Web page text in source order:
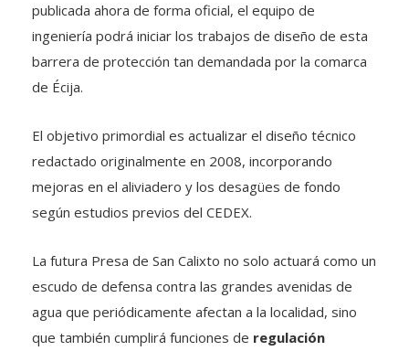
publicada ahora de forma oficial, el equipo de
ingeniería podrá iniciar los trabajos de diseño de esta
barrera de protección tan demandada por la comarca
de Écija.
El objetivo primordial es actualizar el diseño técnico
redactado originalmente en 2008, incorporando
mejoras en el aliviadero y los desagües de fondo
según estudios previos del CEDEX.
La futura Presa de San Calixto no solo actuará como un
escudo de defensa contra las grandes avenidas de
agua que periódicamente afectan a la localidad, sino
que también cumplirá funciones de regulación